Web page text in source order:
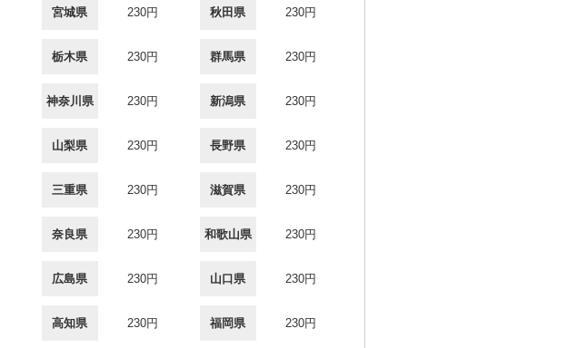
宮城県 230円 秋田県 230円
栃木県 230円 群馬県 230円
神奈川県 230円 新潟県 230円
山梨県 230円 長野県 230円
三重県 230円 滋賀県 230円
奈良県 230円 和歌山県 230円
広島県 230円 山口県 230円
高知県 230円 福岡県 230円